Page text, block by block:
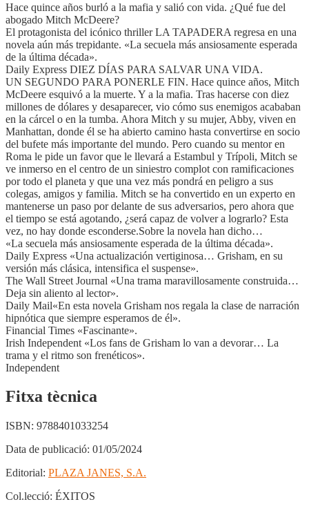
Hace quince años burló a la mafia y salió con vida. ¿Qué fue del
abogado Mitch McDeere?
El protagonista del icónico thriller LA TAPADERA regresa en una
novela aún más trepidante. «La secuela más ansiosamente esperada
de la última década».
Daily Express DIEZ DÍAS PARA SALVAR UNA VIDA.
UN SEGUNDO PARA PONERLE FIN. Hace quince años, Mitch
McDeere esquivó a la muerte. Y a la mafia. Tras hacerse con diez
millones de dólares y desaparecer, vio cómo sus enemigos acababan
en la cárcel o en la tumba. Ahora Mitch y su mujer, Abby, viven en
Manhattan, donde él se ha abierto camino hasta convertirse en socio
del bufete más importante del mundo. Pero cuando su mentor en
Roma le pide un favor que le llevará a Estambul y Trípoli, Mitch se
ve inmerso en el centro de un siniestro complot con ramificaciones
por todo el planeta y que una vez más pondrá en peligro a sus
colegas, amigos y familia. Mitch se ha convertido en un experto en
mantenerse un paso por delante de sus adversarios, pero ahora que
el tiempo se está agotando, ¿será capaz de volver a lograrlo? Esta
vez, no hay donde esconderse.Sobre la novela han dicho…
«La secuela más ansiosamente esperada de la última década».
Daily Express «Una actualización vertiginosa… Grisham, en su
versión más clásica, intensifica el suspense».
The Wall Street Journal «Una trama maravillosamente construida…
Deja sin aliento al lector».
Daily Mail«En esta novela Grisham nos regala la clase de narración
hipnótica que siempre esperamos de él».
Financial Times «Fascinante».
Irish Independent «Los fans de Grisham lo van a devorar… La
trama y el ritmo son frenéticos».
Independent
Fitxa tècnica
ISBN: 9788401033254
Data de publicació: 01/05/2024
Editorial: PLAZA JANES, S.A.
Col.lecció: ÉXITOS